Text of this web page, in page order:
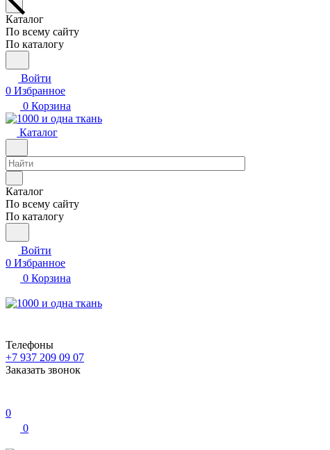
Каталог
По всему сайту
По каталогу
Войти
0 Избранное
0 Корзина
Каталог
Каталог
По всему сайту
По каталогу
Войти
0 Избранное
0 Корзина
Телефоны
+7 937 209 09 07
Заказать звонок
0
0